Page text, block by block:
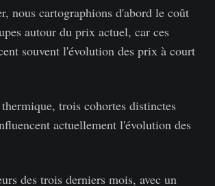
nous cartographions d'abord le coût
autour du prix actuel, car ces
souvent l'évolution des prix à court
trois cohortes distinctes
actuellement l'évolution des
des trois derniers mois, avec un